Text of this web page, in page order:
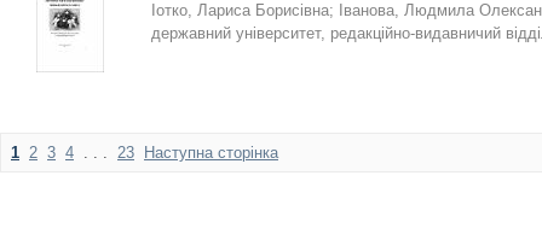
Іотко, Лариса Борисівна;
Іванова, Людмила
державний університет, редакційно-видавничий
1 2 3 4 . . . 23 Наступна сторінка